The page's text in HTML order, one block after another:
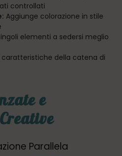
controllati
Aggiunge colorazione in stile
elementi a sedersi meglio
caratteristiche della catena di
e
Parallela